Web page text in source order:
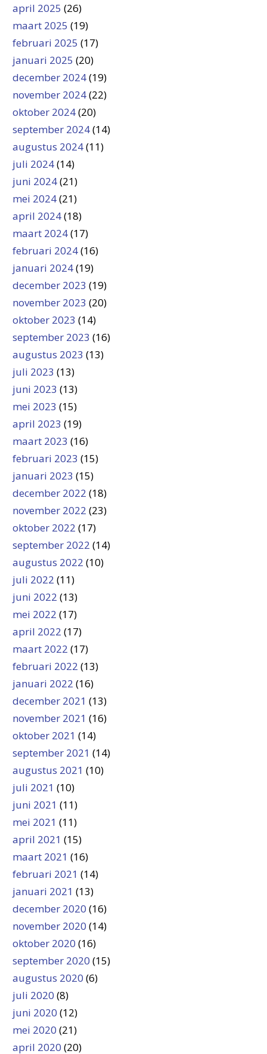
april 2025 (26)
maart 2025 (19)
februari 2025 (17)
januari 2025 (20)
december 2024(19)
november 2024(22)
oktober 2024(20)
september 2024(14)
augustus 2024(11)
juli 2024(14)
juni 2024(21)
mei 2024(21)
april 2024(18)
maart 2024(17)
februari 2024(16)
januari 2024(19)
december 2023 (19)
november 2023 (20)
oktober 2023 (14)
september 2023 (16)
augustus 2023 (13)
juli 2023 (13)
juni 2023 (13)
mei 2023 (15)
april 2023 (19)
maart 2023 (16)
februari 2023 (15)
januari 2023 (15)
december 2022 (18)
november 2022 (23)
oktober 2022 (17)
september 2022 (14)
augustus 2022 (10)
juli 2022 (11)
juni 2022 (13)
mei 2022 (17)
april 2022 (17)
maart 2022 (17)
februari 2022 (13)
januari 2022 (16)
december 2021 (13)
november 2021 (16)
oktober 2021 (14)
september 2021 (14)
augustus 2021 (10)
juli 2021 (10)
juni 2021 (11)
mei 2021 (11)
april 2021 (15)
maart 2021 (16)
februari 2021 (14)
januari 2021 (13)
december 2020 (16)
november 2020 (14)
oktober 2020 (16)
september 2020 (15)
augustus 2020 (6)
juli 2020 (8)
juni 2020 (12)
mei 2020 (21)
april 2020 (20)